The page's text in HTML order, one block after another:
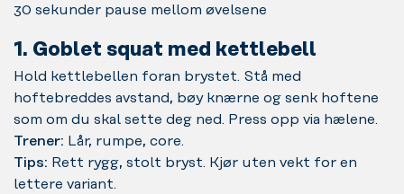
30 sekunder pause mellom øvelsene
1. Goblet squat med kettlebell
Hold kettlebellen foran brystet. Stå med
hoftebreddes avstand, bøy knærne og senk hoftene
som om du skal sette deg ned. Press opp via hælene.
Trener: Lår, rumpe, core.
Tips: Rett rygg, stolt bryst. Kjør uten vekt for en
lettere variant.